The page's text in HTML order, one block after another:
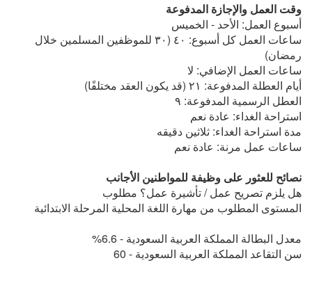
وقت العمل والإجازة المدفوعة
أسبوع العمل: الأحد - الخميس
ساعات العمل كل أسبوع: ٤٠ (٣٠ للموظفين المسلمين خلال
رمضان)
ساعات العمل الإضافي: لا
أيام العطلة المدفوعة: ٢١ (قد يكون العقد مختلفًا)
العطل الرسمية المدفوعة: ٩
استراحة الغداء: عادة نعم
مدة استراحة الغداء: ثلاثين دقيقه
ساعات عمل مرنة: عادة نعم
نصائح للعثور على وظيفة للمواطنين الأجانب
هل يلزم تصريح عمل / تأشيرة عمل؟ مطلوب
المستوى المطلوب من مهارة اللغة المحلية المرحلة الابتدائية
معدل البطالة المملكة العربية السعودية - 6.6%
سن التقاعد المملكة العربية السعودية - 60